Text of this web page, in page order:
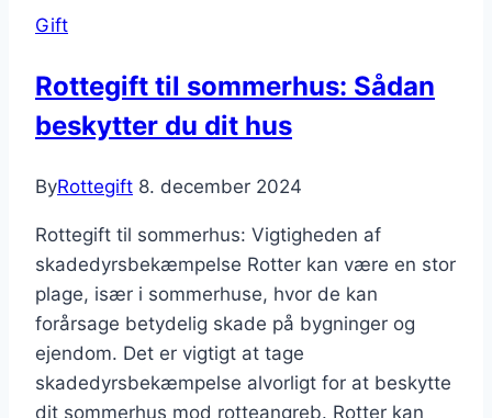
Gift
Rottegift til sommerhus: Sådan
beskytter du dit hus
ByRottegift 8. december 2024
Rottegift til sommerhus: Vigtigheden af
skadedyrsbekæmpelse Rotter kan være en stor
plage, især i sommerhuse, hvor de kan
forårsage betydelig skade på bygninger og
ejendom. Det er vigtigt at tage
skadedyrsbekæmpelse alvorligt for at beskytte
dit sommerhus mod rotteangreb. Rotter kan